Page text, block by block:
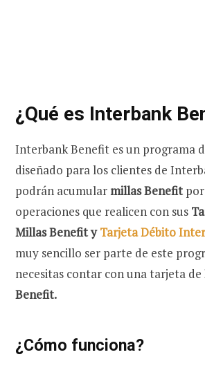
¿Qué es Interbank
Interbank Benefit es un programa
diseñado para los clientes de
podrán acumularmillas Benefitpor
operaciones que realicen con sus
Millas Benefit yTarjeta Débito
muy sencillo ser parte de este
necesitas contar con una tarjeta de
Benefit.
¿Cómo funciona?